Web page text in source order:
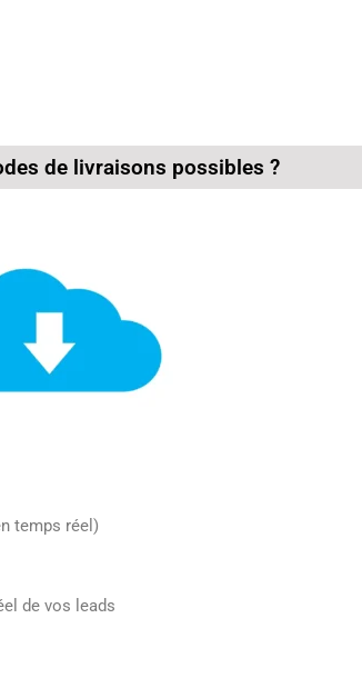
de livraisons possibles ?
temps réel)
de vos leads